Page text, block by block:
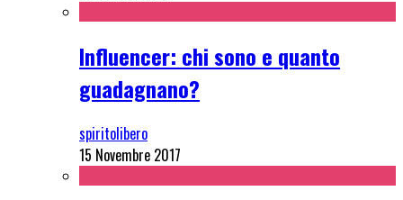
Influencer: chi sono e quanto
guadagnano?
spiritolibero
15 Novembre 2017